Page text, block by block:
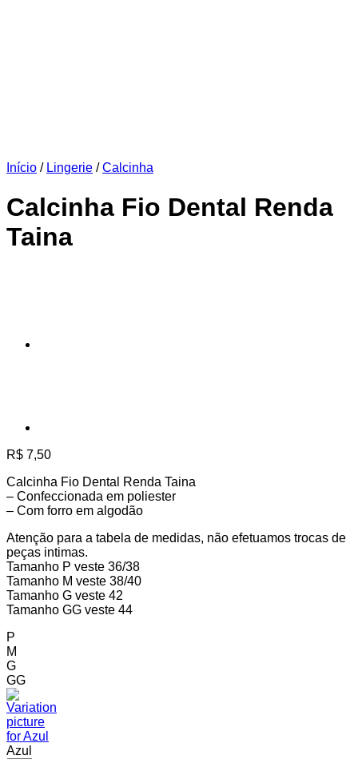
Início / Lingerie / Calcinha
Calcinha Fio Dental Renda
Taina
R$ 7,50
Calcinha Fio Dental Renda Taina
– Confeccionada em poliester
– Com forro em algodão
Atenção para a tabela de medidas, não efetuamos trocas de
peças intimas.
Tamanho P veste 36/38
Tamanho M veste 38/40
Tamanho G veste 42
Tamanho GG veste 44
P
M
G
GG
Azul